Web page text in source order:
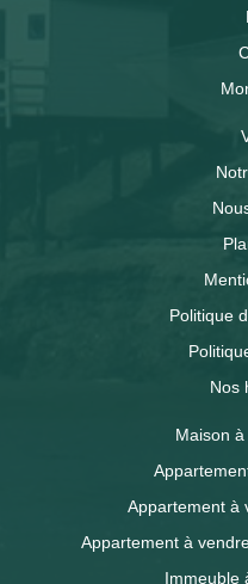
Politique
Nos
Maison
Appartement à
Appartement à
Immeuble